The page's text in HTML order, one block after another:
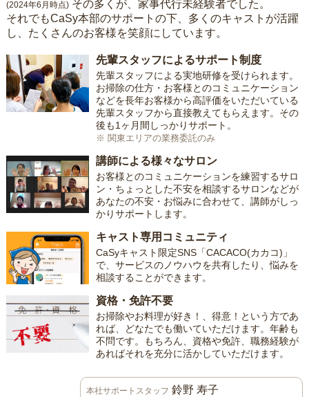
(2024年6月時点) その多くが、家事代行未経験者でした。
それでもCaSy本部のサポートの下、多くのキャストが活躍
し、たくさんのお客様を笑顔にしています。
先輩スタッフによるサポート制度
先輩スタッフによる実地研修を受けられます。
お掃除の仕方・お客様とのコミュニケーション
などを長年お客様から高評価をいただいている
先輩スタッフから直接教えてもらえます。その
後も1ヶ月間しっかりサポート。
※ 関東エリアの業務委託のみ
講師による様々なサロン
お客様とのコミュニケーションを練習するサロ
ン・ちょっとした不安を相談するサロンなどが
あなたの不安・お悩みに合わせて、講師がしっ
かりサポートします。
キャスト専用コミュニティ
CaSyキャスト限定SNS「CACACO(カカコ)」
で、サービスのノウハウを共有したり、悩みを
相談することができます。
資格・免許不要
お掃除やお料理が好き！、得意！という方であ
れば、どなたでも働いていただけます。年齢も
不問です。もちろん、資格や免許、職務経験が
あればそれを充分に活かしていただけます。
本社サポートスタッフ 鈴野 寿子